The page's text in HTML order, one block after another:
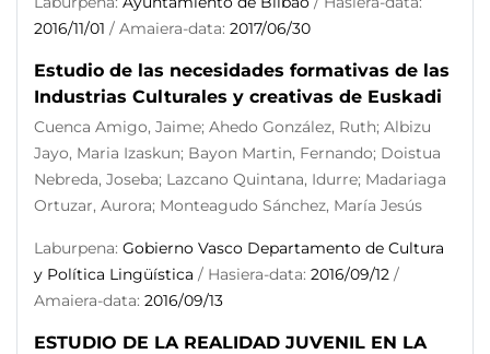
2016/11/01 / Amaiera-data: 2017/06/30
Estudio de las necesidades formativas de las
Industrias Culturales y creativas de Euskadi
Cuenca Amigo, Jaime; Ahedo González, Ruth; Albizu
Jayo, Maria Izaskun; Bayon Martin, Fernando; Doistua
Nebreda, Joseba; Lazcano Quintana, Idurre; Madariaga
Ortuzar, Aurora; Monteagudo Sánchez, María Jesús
Laburpena: Gobierno Vasco Departamento de Cultura
y Política Lingüística / Hasiera-data: 2016/09/12 /
Amaiera-data: 2016/09/13
ESTUDIO DE LA REALIDAD JUVENIL EN LA